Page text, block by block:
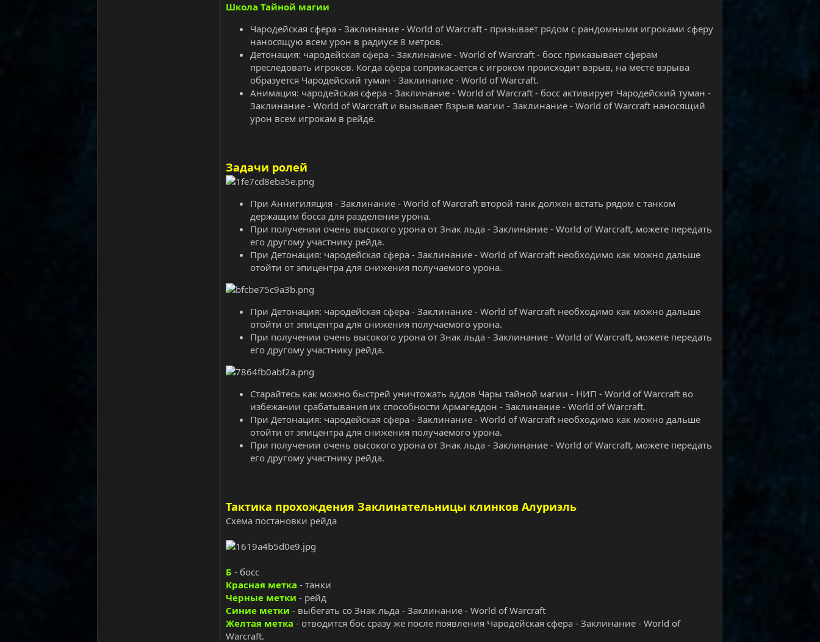
Школа Тайной магии
Чародейская сфера - Заклинание - World of Warcraft - призывает рядом с рандомными игроками сферу
наносящую всем урон в радиусе 8 метров.
Детонация: чародейская сфера - Заклинание - World of Warcraft - босс приказывает сферам
преследовать игроков. Когда сфера соприкасается с игроком происходит взрыв, на месте взрыва
образуется Чародейский туман - Заклинание - World of Warcraft.
Анимация: чародейская сфера - Заклинание - World of Warcraft - босс активирует Чародейский туман -
Заклинание - World of Warcraft и вызывает Взрыв магии - Заклинание - World of Warcraft наносящий
урон всем игрокам в рейде.
Задачи ролей
При Аннигиляция - Заклинание - World of Warcraft второй танк должен встать рядом с танком
держащим босса для разделения урона.
При получении очень высокого урона от Знак льда - Заклинание - World of Warcraft, можете передать
его другому участнику рейда.
При Детонация: чародейская сфера - Заклинание - World of Warcraft необходимо как можно дальше
отойти от эпицентра для снижения получаемого урона.
При Детонация: чародейская сфера - Заклинание - World of Warcraft необходимо как можно дальше
отойти от эпицентра для снижения получаемого урона.
При получении очень высокого урона от Знак льда - Заклинание - World of Warcraft, можете передать
его другому участнику рейда.
Старайтесь как можно быстрей уничтожать аддов Чары тайной магии - НИП - World of Warcraft во
избежании срабатывания их способности Армагеддон - Заклинание - World of Warcraft.
При Детонация: чародейская сфера - Заклинание - World of Warcraft необходимо как можно дальше
отойти от эпицентра для снижения получаемого урона.
При получении очень высокого урона от Знак льда - Заклинание - World of Warcraft, можете передать
его другому участнику рейда.
Тактика прохождения Заклинательницы клинков Алуриэль
Схема постановки рейда
Б - босс
Красная метка - танки
Черные метки - рейд
Синие метки - выбегать со Знак льда - Заклинание - World of Warcraft
Желтая метка - отводится бос сразу же после появления Чародейская сфера - Заклинание - World of
Warcraft.